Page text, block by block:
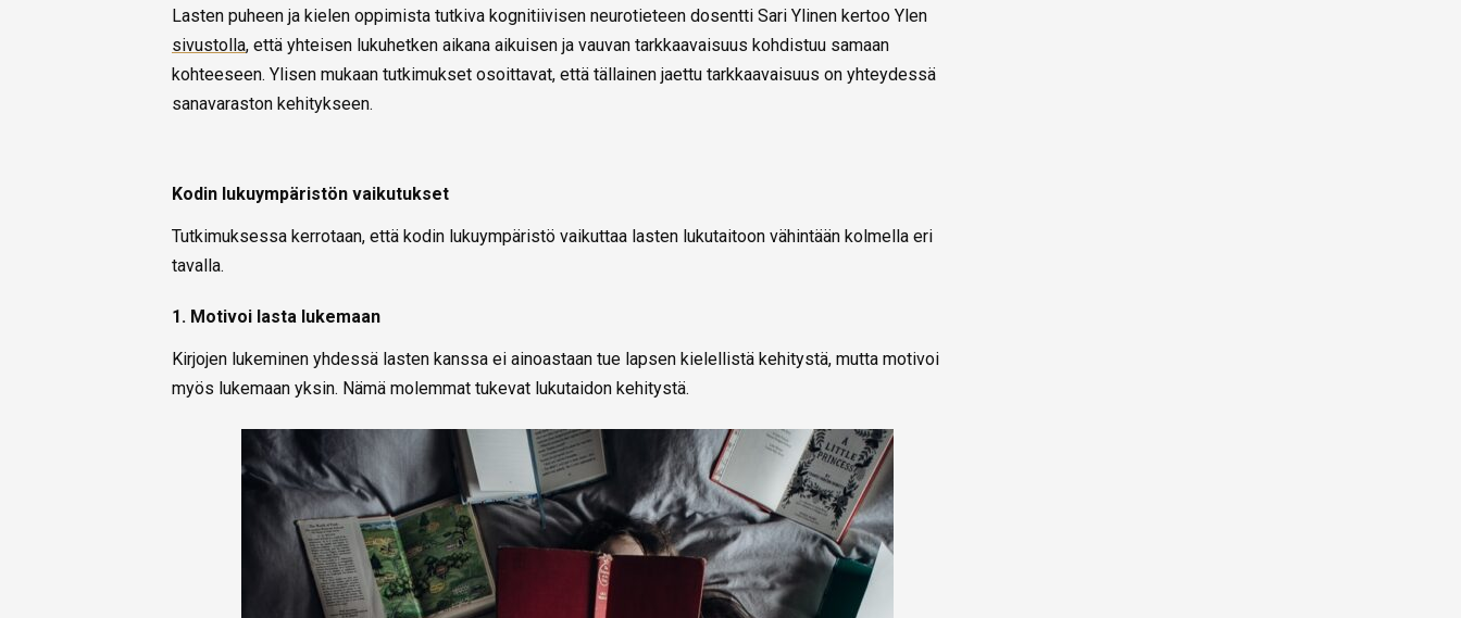
Lasten puheen ja kielen oppimista tutkiva kognitiivisen neurotieteen dosentti Sari Ylinen kertoo Ylen
sivustolla, että yhteisen lukuhetken aikana aikuisen ja vauvan tarkkaavaisuus kohdistuu samaan
kohteeseen. Ylisen mukaan tutkimukset osoittavat, että tällainen jaettu tarkkaavaisuus on yhteydessä
sanavaraston kehitykseen.
Kodin lukuympäristön vaikutukset
Tutkimuksessa kerrotaan, että kodin lukuympäristö vaikuttaa lasten lukutaitoon vähintään kolmella eri
tavalla.
1. Motivoi lasta lukemaan
Kirjojen lukeminen yhdessä lasten kanssa ei ainoastaan tue lapsen kielellistä kehitystä, mutta motivoi
myös lukemaan yksin. Nämä molemmat tukevat lukutaidon kehitystä.